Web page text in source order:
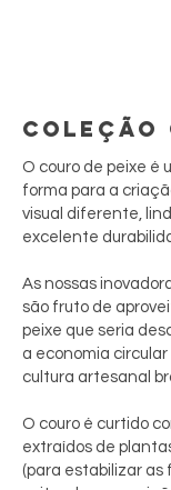
COLEÇÃO
O couro de peixe é
forma para a
visual diferente,
excelente
As nossas
são fruto de
peixe que seria
a economia
cultura artesanal
O couro é curtido
extraídos de
(para estabilizar as